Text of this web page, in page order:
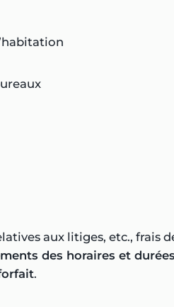
aux litiges, etc., frais
des horaires et
.